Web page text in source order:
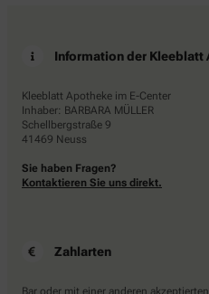
Information der Kleeblatt
Kleeblatt Apotheke im E-Center
Inhaber: BARBARA MÜLLER
Schellbergstraße 9
41469 Neuss
Sie haben Fragen?
Kontaktieren Sie uns direkt.
Zahlarten
Bar oder mit einer anderen